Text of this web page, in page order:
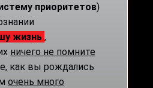
приоритетов)
жизнь ,
ничего не помните
как вы рождались
очень много